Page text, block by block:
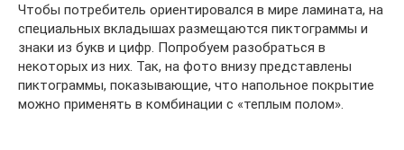
Чтобы потребитель ориентировался в мире ламината, на
специальных вкладышах размещаются пиктограммы и
знаки из букв и цифр. Попробуем разобраться в
некоторых из них. Так, на фото внизу представлены
пиктограммы, показывающие, что напольное покрытие
можно применять в комбинации с «теплым полом».